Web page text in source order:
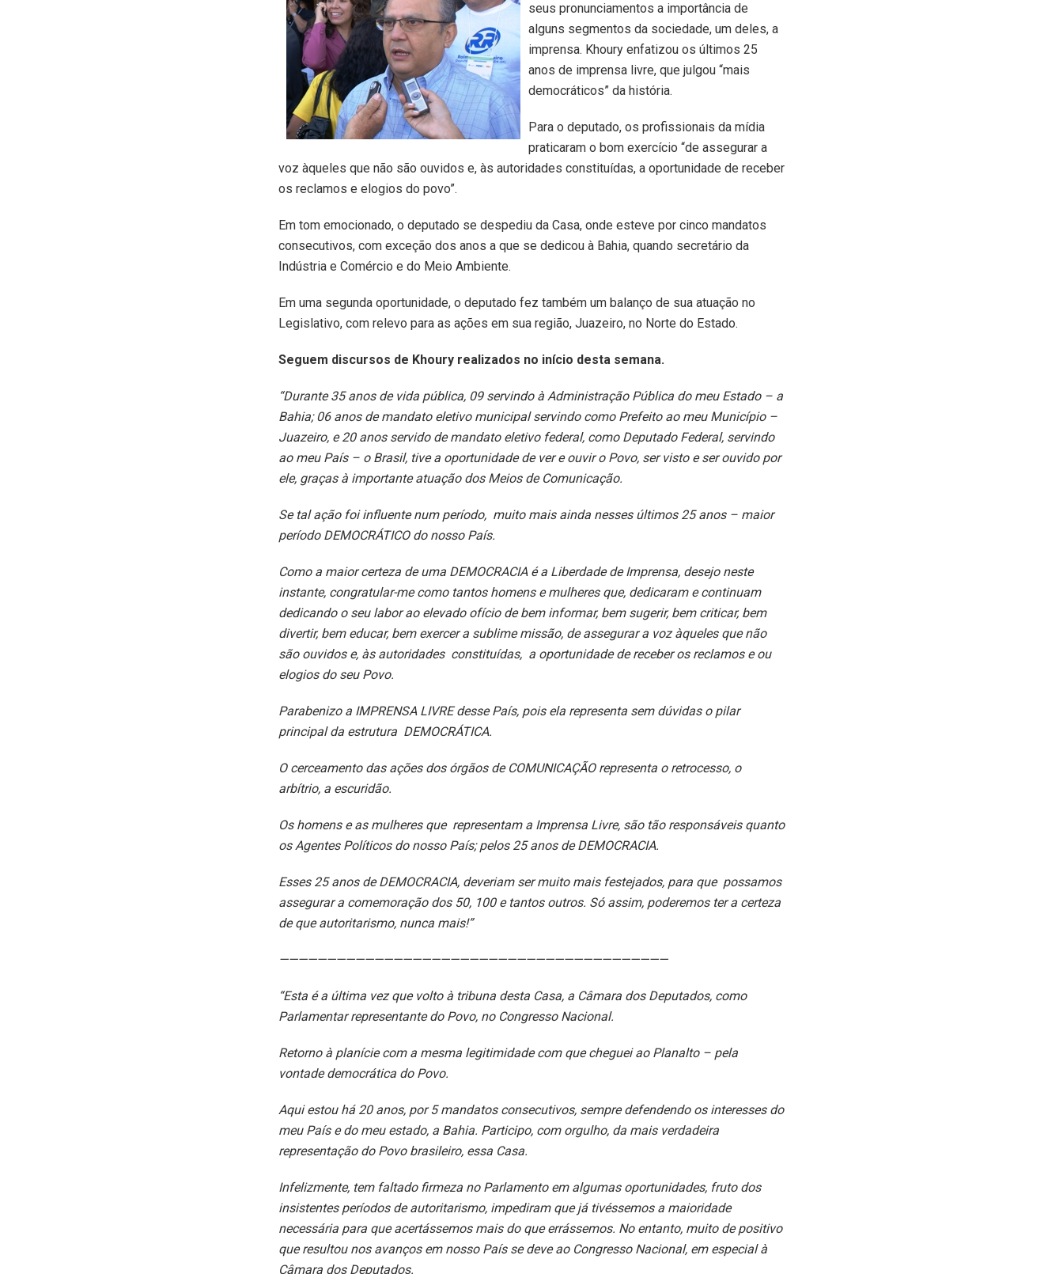
seus pronunciamentos a importância de
alguns segmentos da sociedade, um deles, a
imprensa. Khoury enfatizou os últimos 25
anos de imprensa livre, que julgou “mais
democráticos” da história.
Para o deputado, os profissionais da mídia
praticaram o bom exercício “de assegurar a
voz àqueles que não são ouvidos e, às autoridades constituídas, a oportunidade de receber
os reclamos e elogios do povo”.
Em tom emocionado, o deputado se despediu da Casa, onde esteve por cinco mandatos
consecutivos, com exceção dos anos a que se dedicou à Bahia, quando secretário da
Indústria e Comércio e do Meio Ambiente.
Em uma segunda oportunidade, o deputado fez também um balanço de sua atuação no
Legislativo, com relevo para as ações em sua região, Juazeiro, no Norte do Estado.
Seguem discursos de Khoury realizados no início desta semana.
“Durante 35 anos de vida pública, 09 servindo à Administração Pública do meu Estado – a
Bahia; 06 anos de mandato eletivo municipal servindo como Prefeito ao meu Município –
Juazeiro, e 20 anos servido de mandato eletivo federal, como Deputado Federal, servindo
ao meu País – o Brasil, tive a oportunidade de ver e ouvir o Povo, ser visto e ser ouvido por
ele, graças à importante atuação dos Meios de Comunicação.
Se tal ação foi influente num período, muito mais ainda nesses últimos 25 anos – maior
período DEMOCRÁTICO do nosso País.
Como a maior certeza de uma DEMOCRACIA é a Liberdade de Imprensa, desejo neste
instante, congratular-me como tantos homens e mulheres que, dedicaram e continuam
dedicando o seu labor ao elevado ofício de bem informar, bem sugerir, bem criticar, bem
divertir, bem educar, bem exercer a sublime missão, de assegurar a voz àqueles que não
são ouvidos e, às autoridades constituídas, a oportunidade de receber os reclamos e ou
elogios do seu Povo.
Parabenizo a IMPRENSA LIVRE desse País, pois ela representa sem dúvidas o pilar
principal da estrutura DEMOCRÁTICA.
O cerceamento das ações dos órgãos de COMUNICAÇÃO representa o retrocesso, o
arbítrio, a escuridão.
Os homens e as mulheres que representam a Imprensa Livre, são tão responsáveis quanto
os Agentes Políticos do nosso País; pelos 25 anos de DEMOCRACIA.
Esses 25 anos de DEMOCRACIA, deveriam ser muito mais festejados, para que possamos
assegurar a comemoração dos 50, 100 e tantos outros. Só assim, poderemos ter a certeza
de que autoritarismo, nunca mais!”
—————————————————————————————————————————
“Esta é a última vez que volto à tribuna desta Casa, a Câmara dos Deputados, como
Parlamentar representante do Povo, no Congresso Nacional.
Retorno à planície com a mesma legitimidade com que cheguei ao Planalto – pela
vontade democrática do Povo.
Aqui estou há 20 anos, por 5 mandatos consecutivos, sempre defendendo os interesses do
meu País e do meu estado, a Bahia. Participo, com orgulho, da mais verdadeira
representação do Povo brasileiro, essa Casa.
Infelizmente, tem faltado firmeza no Parlamento em algumas oportunidades, fruto dos
insistentes períodos de autoritarismo, impediram que já tivéssemos a maioridade
necessária para que acertássemos mais do que errássemos. No entanto, muito de positivo
que resultou nos avanços em nosso País se deve ao Congresso Nacional, em especial à
Câmara dos Deputados.